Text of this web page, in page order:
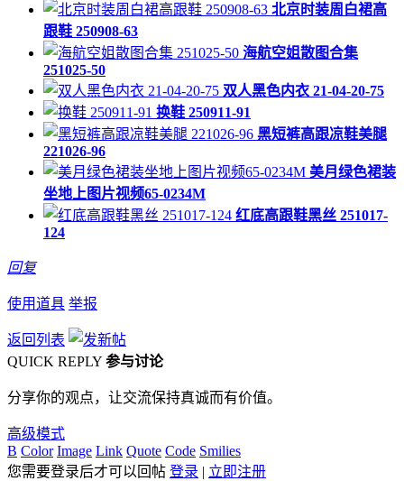
北京时装周白裙高
跟鞋 250908-63
海航空姐散图合集
251025-50
双人黑色内衣 21-04-20-75
换鞋 250911-91
黑短裤高跟凉鞋美腿
221026-96
美月绿色裙装
坐地上图片视频65-0234M
红底高跟鞋黑丝 251017-
124
回复
使用道具 举报
返回列表
QUICK REPLY 参与讨论
分享你的观点，让交流保持真诚而有价值。
高级模式
B Color Image Link Quote Code Smilies
您需要登录后才可以回帖 登录 | 立即注册